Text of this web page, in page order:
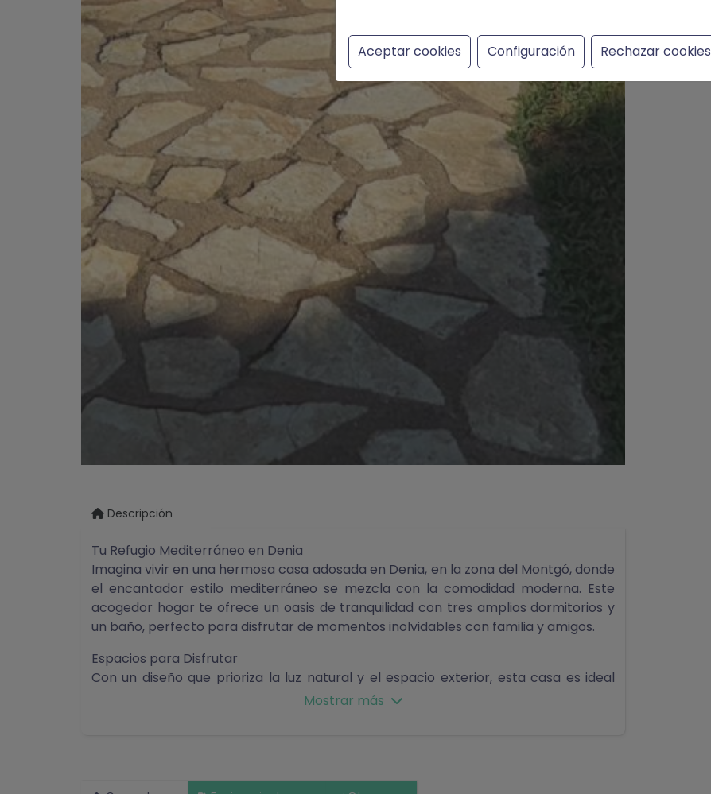
Descripción
Tu Refugio Mediterráneo en Denia
Imagina vivir en una hermosa casa adosada en Denia, en la zona del Montgó, donde
el encantador estilo mediterráneo se mezcla con la comodidad moderna. Este
acogedor hogar te ofrece un oasis de tranquilidad con tres amplios dormitorios y
un baño, perfecto para disfrutar de momentos inolvidables con familia y amigos.
Espacios para Disfrutar
Con un diseño que prioriza la luz natural y el espacio exterior, esta casa es ideal
para quienes valoran la conexión con la naturaleza. El jardín y las zonas exteriores
La cocina abierta es el corazón del hogar, donde podrás preparar deliciosas
Mostrar más
Aceptar cookies Configuración Rechazar cookies